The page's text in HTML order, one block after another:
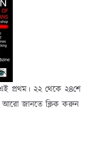
প্রথম। ২২ থেকে ২৪শে
আরো জানতে ক্লিক করুন